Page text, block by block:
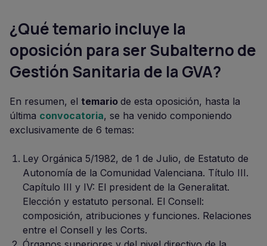
¿Qué temario incluye la
oposición para ser Subalterno de
Gestión Sanitaria de la GVA?
En resumen, el temario de esta oposición, hasta la
última convocatoria, se ha venido componiendo
exclusivamente de 6 temas:
Ley Orgánica 5/1982, de 1 de Julio, de Estatuto de
Autonomía de la Comunidad Valenciana. Título III.
Capítulo III y IV: El president de la Generalitat.
Elección y estatuto personal. El Consell:
composición, atribuciones y funciones. Relaciones
entre el Consell y les Corts.